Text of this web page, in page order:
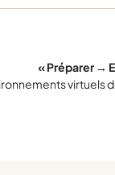
« Préparer →
virtuels